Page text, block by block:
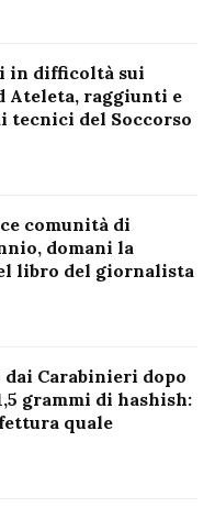
in difficoltà sui
Ateleta, raggiunti e
tecnici del Soccorso
comunità di
domani la
libro del giornalista
Carabinieri dopo
grammi di hashish:
quale